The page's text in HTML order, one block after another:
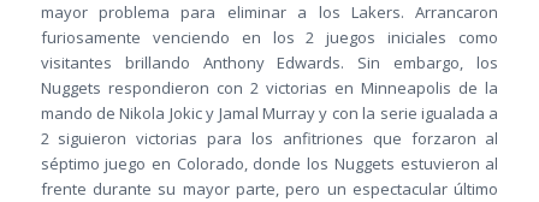
mayor problema para eliminar a los Lakers. Arrancaron
furiosamente venciendo en los 2 juegos iniciales como
visitantes brillando Anthony Edwards. Sin embargo, los
Nuggets respondieron con 2 victorias en Minneapolis de la
mando de Nikola Jokic y Jamal Murray y con la serie igualada a
2 siguieron victorias para los anfitriones que forzaron al
séptimo juego en Colorado, donde los Nuggets estuvieron al
frente durante su mayor parte, pero un espectacular último